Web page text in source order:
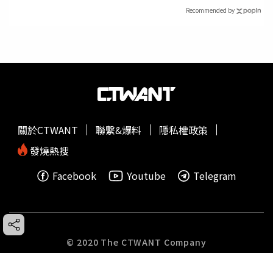
Recommended by
關於CTWANT 聯繫&爆料
隱私權政策
發燒熱搜
Facebook
Youtube Telegram
© 2020 The CTWANT Company